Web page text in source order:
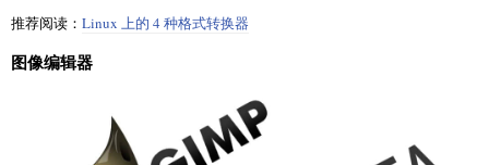
推荐阅读： Linux 上的 4 种格式转换器
图像编辑器